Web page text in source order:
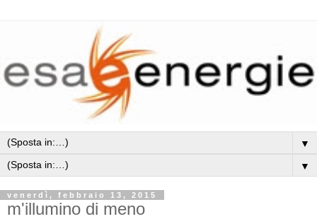
▼
▼
venerdì, febbraio 13, 2015
m'illumino di meno